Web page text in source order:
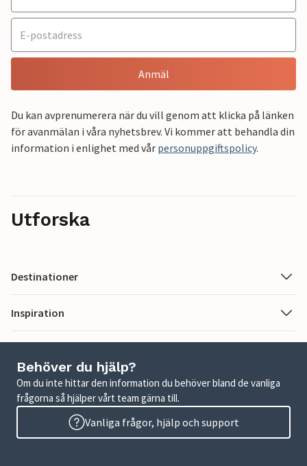
Anmäl
Du kan avprenumerera när du vill genom att klicka på länken
för avanmälan i våra nyhetsbrev. Vi kommer att behandla din
information i enlighet med vår personuppgiftspolicy.
Utforska
Destinationer
Inspiration
Behöver du hjälp?
Om du inte hittar den information du behöver bland de vanliga
frågorna så hjälper vårt team gärna till.
Vanliga frågor, hjälp och support